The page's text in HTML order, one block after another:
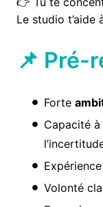
Le studio t’aide
📌 Pré-
Forte
Capacité
Volonté